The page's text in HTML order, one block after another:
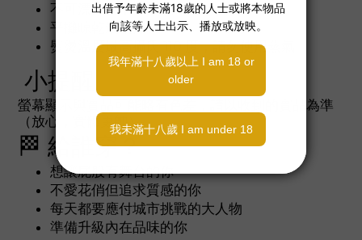
不可漂白，不可烘乾
平攤晾乾最剛好
熨燙溫度最高攝氏 110 度，請勿使用蒸氣
小提醒
螢幕顯示與實品可能略有色差，請以收到的實品為準
（放心，實體更帥）。
🏁 給誰穿？
想讓屁股有舞台的你
不愛花俏但追求質感的你
每天都要應付城市挑戰的大人物
準備升級內在品味的你